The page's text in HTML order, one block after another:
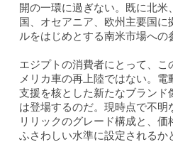
開の一環に過ぎない。既に北米
国、オセアニア、欧州主要国に
ルをはじめとする南米市場への
エジプトの消費者にとって、こ
メリカ車の再上陸ではない。
支援を核とした新たなブランド
は登場するのだ。現時点で不明
リリックのグレード構成と、
ふさわしい水準に設定されるか